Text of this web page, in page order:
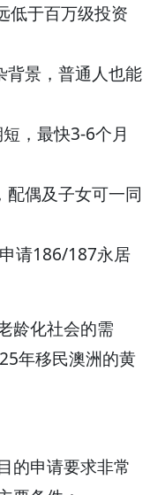
低于百万级投资
背景，普通人也能
，最快3-6个月
配偶及子女可一同
请186/187永居
龄化社会的需
年移民澳洲的黄
的申请要求非常